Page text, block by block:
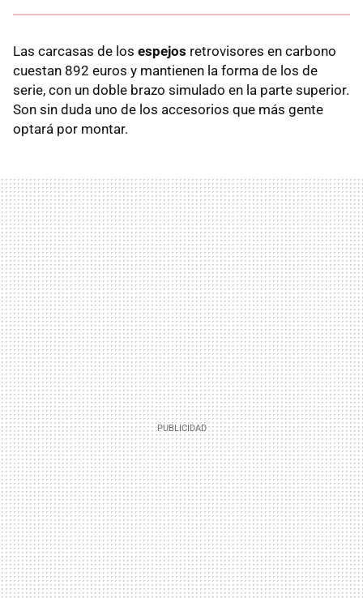
Las carcasas de los espejos retrovisores en carbono
cuestan 892 euros y mantienen la forma de los de
serie, con un doble brazo simulado en la parte superior.
Son sin duda uno de los accesorios que más gente
optará por montar.